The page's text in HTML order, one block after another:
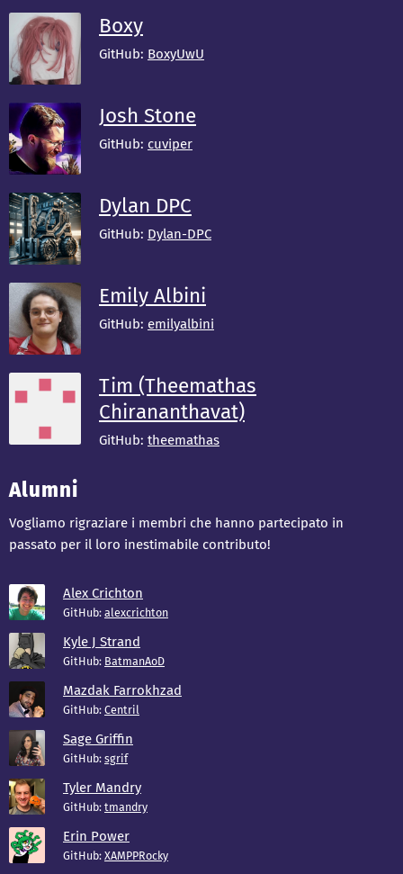
Boxy
GitHub: BoxyUwU
Josh Stone
GitHub: cuviper
Dylan DPC
GitHub: Dylan-DPC
Emily Albini
GitHub: emilyalbini
Tim (Theemathas
Chirananthavat)
GitHub: theemathas
Alumni
Vogliamo rigraziare i membri che hanno partecipato in
passato per il loro inestimabile contributo!
Alex Crichton
GitHub: alexcrichton
Kyle J Strand
GitHub: BatmanAoD
Mazdak Farrokhzad
GitHub: Centril
Sage Griffin
GitHub: sgrif
Tyler Mandry
GitHub: tmandry
Erin Power
GitHub: XAMPPRocky